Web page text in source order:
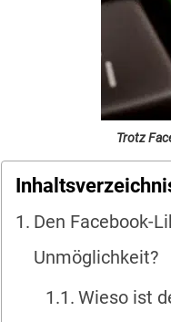
Trotz
Den Facebook-
Unmöglichkeit?
Wieso ist